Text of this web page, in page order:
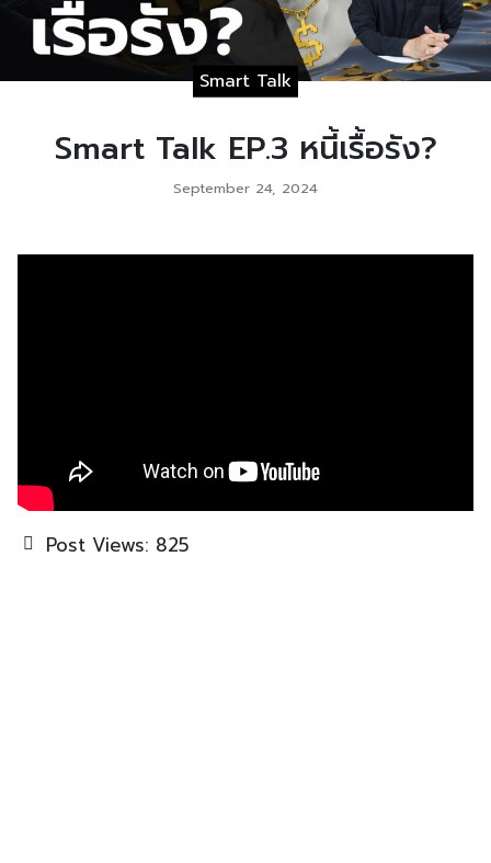
Smart Talk
Smart Talk EP.3 หนี้เรื้อรัง?
September 24, 2024
Post Views: 825